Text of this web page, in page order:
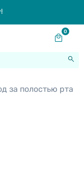
0
за полостью рта